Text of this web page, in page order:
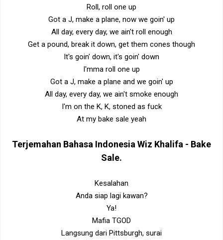
Roll, roll one up
Got a J, make a plane, now we goin' up
All day, every day, we ain't roll enough
Get a pound, break it down, get them cones though
It's goin' down, it's goin' down
I'mma roll one up
Got a J, make a plane and we goin' up
All day, every day, we ain't smoke enough
I'm on the K, K, stoned as fuck
At my bake sale yeah
Terjemahan Bahasa Indonesia Wiz Khalifa - Bake
Sale.
Kesalahan
Anda siap lagi kawan?
Ya!
Mafia TGOD
Langsung dari Pittsburgh, surai